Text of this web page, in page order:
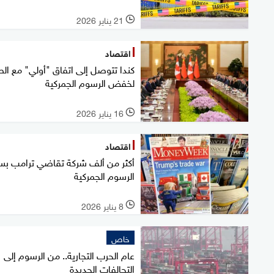
l 21 يناير 2026
اقتصاد
كندا تتوصل إلى اتفاق "أولي" مع
لخفض الرسوم الجمركية
l 16 يناير 2026
اقتصاد
أكثر من ألف شركة تقاضي ترامب
الرسوم الجمركية
l 8 يناير 2026
خاص
عام الحرب التجارية.. من الرسوم إلى
التحالفات الجديدة